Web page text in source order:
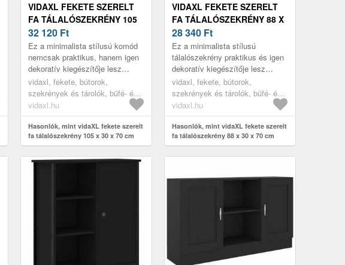
VIDAXL FEKETE SZERELT
FA TÁLALÓSZEKRÉNY 105
X 30 X 70 CM
32 120 Ft
Ez a minimalista stílusú komód
nemcsak praktikus, hanem igen
dekoratív kiegészítője lesz
otthonának
vidaxl, fekete, bútorok,
szekrények és tárolók, büfé- és
tálalóasztalok
vidaxl.hu
Hasonlók, mint vidaXL fekete szerelt
fa tálalószekrény 105 x 30 x 70 cm
VIDAXL FEKETE SZERELT
FA TÁLALÓSZEKRÉNY 88 X
30 X 70 CM
28 340 Ft
Ez a minimalista stílusú
tálalószekrény praktikus és igen
dekoratív kiegészítője lesz
otthonának..
vidaxl, fekete, bútorok,
szekrények és tárolók, büfé- és
tálalóasztalok
vidaxl.hu
Hasonlók, mint vidaXL fekete szerelt
fa tálalószekrény 88 x 30 x 70 cm